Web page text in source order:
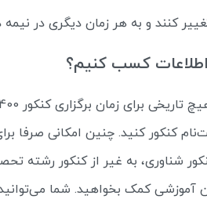
کنند و به هر زمان دیگری در نیمه
ندارد، اقدام به ثبت‌نام کنکور کنید. چنین
شناوری، به غیر از کنکور رشته
آموزشی کمک بخواهید. شما